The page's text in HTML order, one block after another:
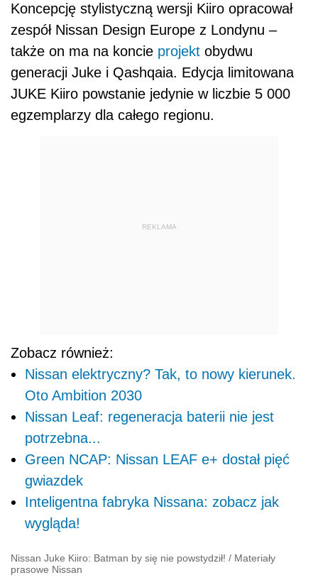
Koncepcję stylistyczną wersji Kiiro opracował
zespół Nissan Design Europe z Londynu –
także on ma na koncie projekt obydwu
generacji Juke i Qashqaia. Edycja limitowana
JUKE Kiiro powstanie jedynie w liczbie 5 000
egzemplarzy dla całego regionu.
REKLAMA
Zobacz również:
Nissan elektryczny? Tak, to nowy kierunek.
Oto Ambition 2030
Nissan Leaf: regeneracja baterii nie jest
potrzebna...
Green NCAP: Nissan LEAF e+ dostał pięć
gwiazdek
Inteligentna fabryka Nissana: zobacz jak
wygląda!
Nissan Juke Kiiro: Batman by się nie powstydził! / Materiały
prasowe Nissan